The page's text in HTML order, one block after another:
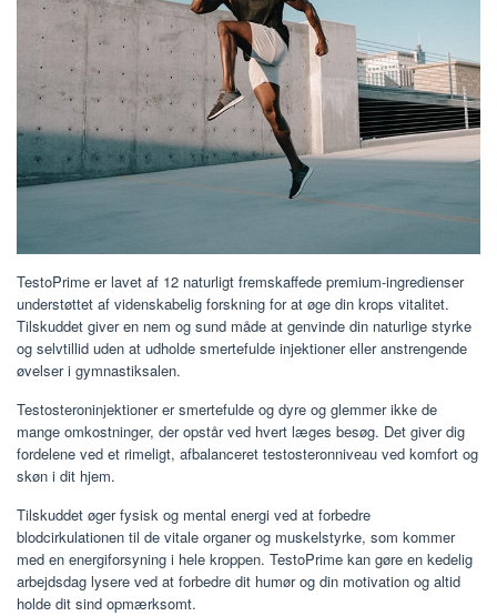
TestoPrime er lavet af 12 naturligt fremskaffede premium-ingredienser
understøttet af videnskabelig forskning for at øge din krops vitalitet.
Tilskuddet giver en nem og sund måde at genvinde din naturlige styrke
og selvtillid uden at udholde smertefulde injektioner eller anstrengende
øvelser i gymnastiksalen.
Testosteroninjektioner er smertefulde og dyre og glemmer ikke de
mange omkostninger, der opstår ved hvert læges besøg. Det giver dig
fordelene ved et rimeligt, afbalanceret testosteronniveau ved komfort og
skøn i dit hjem.
Tilskuddet øger fysisk og mental energi ved at forbedre
blodcirkulationen til de vitale organer og muskelstyrke, som kommer
med en energiforsyning i hele kroppen. TestoPrime kan gøre en kedelig
arbejdsdag lysere ved at forbedre dit humør og din motivation og altid
holde dit sind opmærksomt.